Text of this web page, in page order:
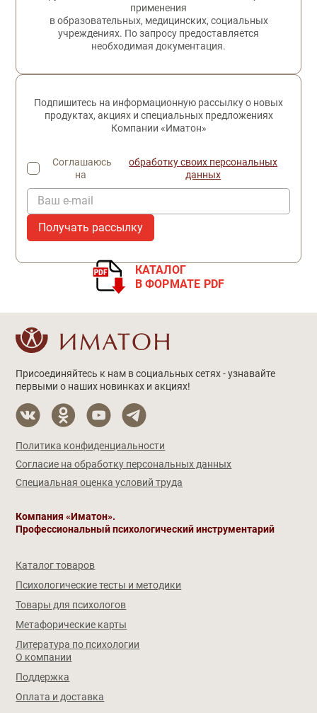
применения
в образовательных, медицинских, социальных
учреждениях. По запросу предоставляется
необходимая документация.
Подпишитесь на информационную рассылку о новых
продуктах, акциях и специальных предложениях
Компании «Иматон»
Соглашаюсь
на
обработку своих персональных
данных
Ваш e-mail
КАТАЛОГ
В ФОРМАТЕ PDF
Присоединяйтесь к нам в социальных сетях - узнавайте
первыми о наших новинках и акциях!
Политика конфиденциальности
Согласие на обработку персональных данных
Специальная оценка условий труда
Компания «Иматон».
Профессиональный психологический инструментарий
Каталог товаров
Психологические тесты и методики
Товары для психологов
Метафорические карты
Литература по психологии
О компании
Поддержка
Оплата и доставка